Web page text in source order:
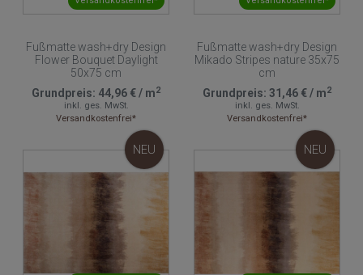
Fußmatte wash+dry Design
Flower Bouquet Daylight
50x75 cm
Grundpreis: 44,96 €/ m2
inkl. ges. MwSt.
Versandkostenfrei*
Fußmatte wash+dry Design
Mikado Stripes nature 35x75
cm
Grundpreis: 31,46 €/ m2
inkl. ges. MwSt.
Versandkostenfrei*
NEU NEU